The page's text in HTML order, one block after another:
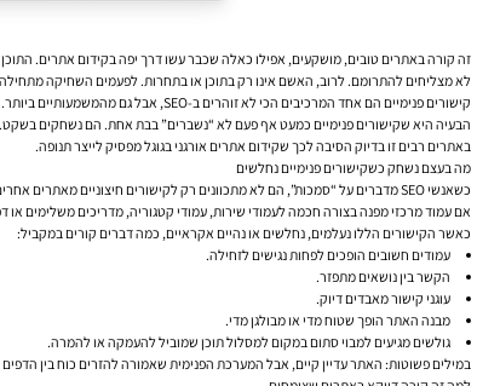
זה קורה באתרים טובים, מושקעים, אפילו כאלה שכבר עשו דרך יפה בקידום אתרים.
לא מצליחים להתרומם. לרוב, האשם אינו רק בתוכן או בתחרות. לפעמים השחיקה
קישורים פנימיים הם אחד המרכיבים הכי לא זוהרים ב-SEO, אבל גם מהמשמעותיים ביותר. הם מחברים בין עמודים, מעבירים הקשר, מסמנים היררכיה, ומסייעים לגוגל להבין אילו דפים חשובים יותר, אילו נושאים קשורים זה לזה, ואיפה עובר הציר המרכזי של האתר.
באתרים רבים זו בדיוק הסיבה לכך שקידום אתרים אורגני בגוגל מפסיק לייצר תנופה.
מה בעצם נשחק כשקישורים פנימיים נחלשים
כשאנשי SEO מדברים על “סמכות”, הם לא מתכוונים רק לקישורים חיצוניים מאתרים אחרים. סמכות אתר נבנית גם מבפנים. עמודים חזקים באתר — כאלה שמקבלים טראפיק, קישורים חיצוניים, אזכורים או כניסות רבות — יכולים להעביר ערך לעמודים אחרים דרך קישורים פנימיים.
אם עמוד מרכזי מפנה בצורה חכמה לעמודי שירות, עמודי קטגוריה, מדריכים משלימים
כאשר הקישורים הללו נעלמים, נחלשים או נהיים אקראיים, כמה דברים קורים במקביל:
עמודים חשובים הופכים לפחות נגישים לזחילה.
הקשר בין נושאים מתפזר.
עוגני קישור מאבדים דיוק.
מבנה האתר הופך שטוח מדי או מבולגן מדי.
גולשים מגיעים למבוי סתום במקום למסלול תוכן שמוביל להעמקה או להמרה.
במילים פשוטות: האתר עדיין קיים, אבל המערכת הפנימית שאמורה להזרים כוח בין